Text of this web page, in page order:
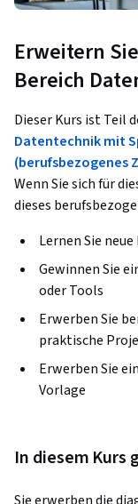
Erweitern
Bereich
Dieser Kurs ist Teil
Datentechnik mit
(berufsbezogenes
Wenn Sie sich für
dieses
Lernen Sie
Gewinnen Sie
oder Tools
Erwerben Sie
praktische
Erwerben Sie
Vorlage
In diesem Kurs